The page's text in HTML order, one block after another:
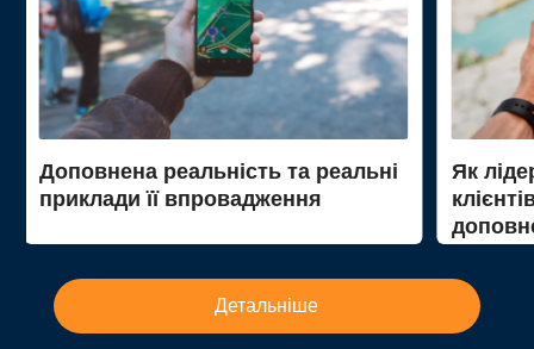
Доповнена реальність та реальні
приклади її впровадження
Як
Детальніше